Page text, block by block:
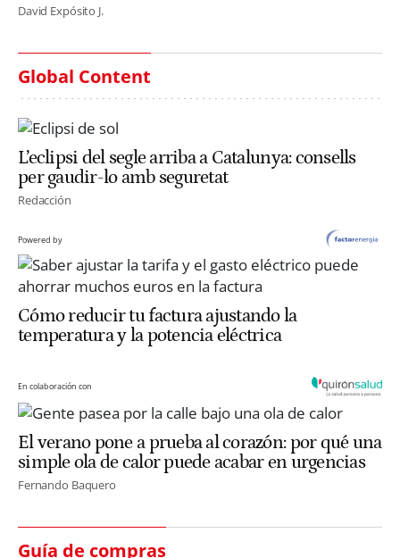
David Expósito J.
Global Content
L’eclipsi del segle arriba a Catalunya: consells
per gaudir-lo amb seguretat
Redacción
Powered by
Cómo reducir tu factura ajustando la
temperatura y la potencia eléctrica
En colaboración con
El verano pone a prueba al corazón: por qué una
simple ola de calor puede acabar en urgencias
Fernando Baquero
Guía de compras